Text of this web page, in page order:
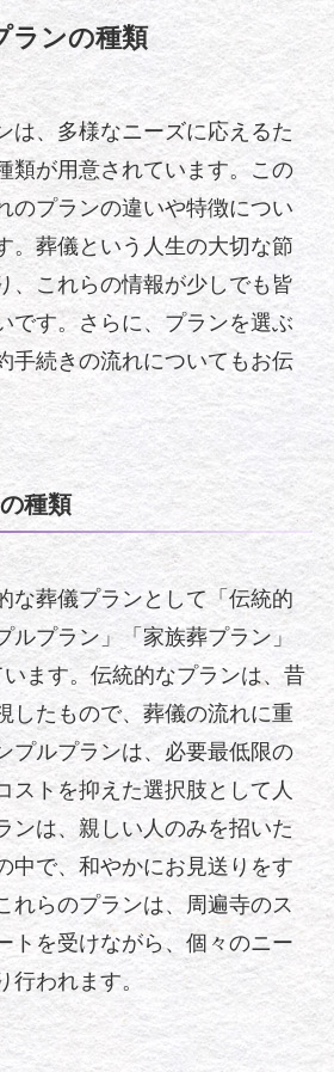
ランの種類
は、多様なニーズに応えるた
類が用意されています。この
のプランの違いや特徴につい
。葬儀という人生の大切な節
、これらの情報が少しでも皆
です。さらに、プランを選ぶ
手続きの流れについてもお伝
種類
な葬儀プランとして「伝統的
ルプラン」「家族葬プラン」
ます。伝統的なプランは、昔
したもので、葬儀の流れに重
プルプランは、必要最低限の
ストを抑えた選択肢として人
ンは、親しい人のみを招いた
中で、和やかにお見送りをす
れらのプランは、周遍寺のス
トを受けながら、個々のニー
行われます。